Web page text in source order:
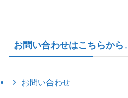
お問い合わせはこちらから↓
お問い合わせ